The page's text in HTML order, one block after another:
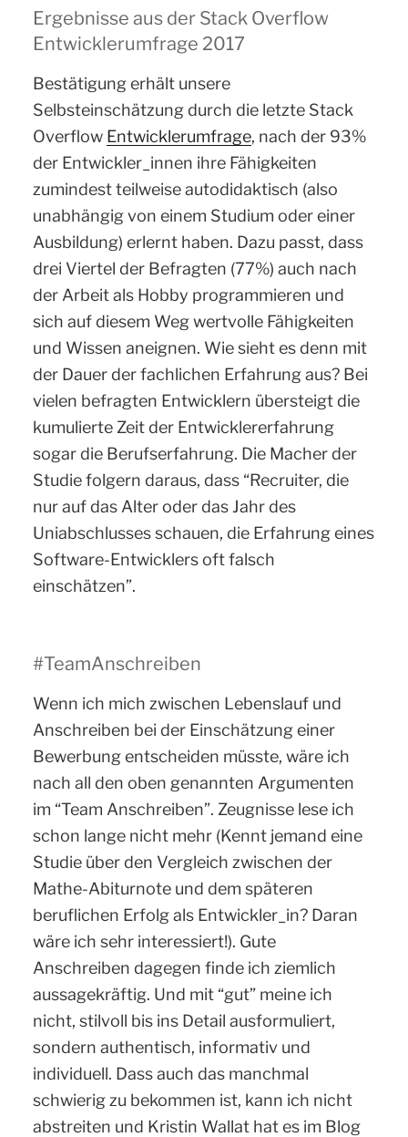
Ergebnisse aus der Stack Overflow
Entwicklerumfrage 2017
Bestätigung erhält unsere
Selbsteinschätzung durch die letzte Stack
Overflow Entwicklerumfrage, nach der 93%
der Entwickler_innen ihre Fähigkeiten
zumindest teilweise autodidaktisch (also
unabhängig von einem Studium oder einer
Ausbildung) erlernt haben. Dazu passt, dass
drei Viertel der Befragten (77%) auch nach
der Arbeit als Hobby programmieren und
sich auf diesem Weg wertvolle Fähigkeiten
und Wissen aneignen. Wie sieht es denn mit
der Dauer der fachlichen Erfahrung aus? Bei
vielen befragten Entwicklern übersteigt die
kumulierte Zeit der Entwicklererfahrung
sogar die Berufserfahrung. Die Macher der
Studie folgern daraus, dass “Recruiter, die
nur auf das Alter oder das Jahr des
Uniabschlusses schauen, die Erfahrung eines
Software-Entwicklers oft falsch
einschätzen”.
#TeamAnschreiben
Wenn ich mich zwischen Lebenslauf und
Anschreiben bei der Einschätzung einer
Bewerbung entscheiden müsste, wäre ich
nach all den oben genannten Argumenten
im “Team Anschreiben”. Zeugnisse lese ich
schon lange nicht mehr (Kennt jemand eine
Studie über den Vergleich zwischen der
Mathe-Abiturnote und dem späteren
beruflichen Erfolg als Entwickler_in? Daran
wäre ich sehr interessiert!). Gute
Anschreiben dagegen finde ich ziemlich
aussagekräftig. Und mit “gut” meine ich
nicht, stilvoll bis ins Detail ausformuliert,
sondern authentisch, informativ und
individuell. Dass auch das manchmal
schwierig zu bekommen ist, kann ich nicht
abstreiten und Kristin Wallat hat es im Blog